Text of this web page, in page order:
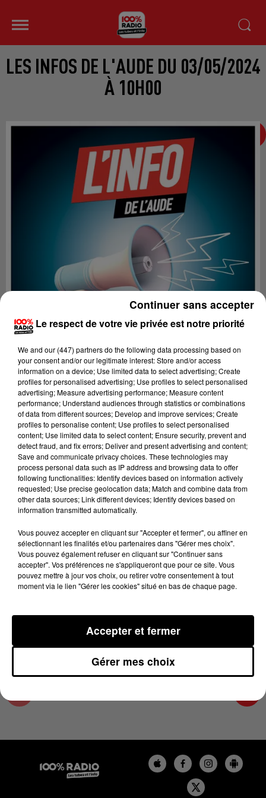
LES INFOS DE L'AUDE DU 03/05/2024
À 10H00
Lecture (2 min 22 sec)
100%
100% Radio les infos de l'Aude
3 mai 2024 - 2 min 22 sec
LES INFOS DE L'AUDE DU 03/05/2024 À
10H00
Les infos de l'Aude
Le respect de votre vie privée est notre priorité
We and our (447) partnersdo the following data processing based on
your consent and/or our legitimate interest: Store and/or access
information on a device; Use limited data to select advertising; Create
profiles for personalised advertising; Use profiles to select personalised
advertising; Measure advertising performance; Measure content
performance; Understand audiences through statistics or combinations
of data from different sources; Develop and improve services; Create
profiles to personalise content; Use profiles to select personalised
content; Use limited data to select content; Ensure security, prevent and
detect fraud, and fix errors; Deliver and present advertising and content;
Save and communicate privacy choices. These technologies may
process personal data such as IP address and browsing data to offer
following functionalities: Identify devices based on information actively
requested; Use precise geolocation data; Match and combine data from
other data sources; Link different devices; Identify devices based on
information transmitted automatically.
Vous pouvez accepter en cliquant sur "Accepter et fermer", ou affiner en
sélectionnant les finalités et/ou partenaires dans "Gérer mes choix".
Vous pouvez également refuser en cliquant sur "Continuer sans
accepter". Vos préférences ne s'appliqueront que pour ce site. Vous
pouvez mettre à jour vos choix, ou retirer votre consentement à tout
moment via le lien "Gérer les cookies" situé en bas de chaque page.
Gérer mes choix
Accepter et fermer
Continuer sans accepter